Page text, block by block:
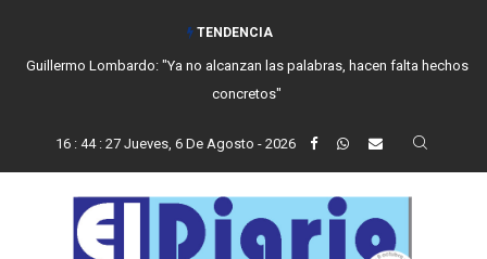
TENDENCIA
Guillermo Lombardo: "Ya no alcanzan las palabras, hacen falta hechos
concretos"
16: 44: 28 Jueves, 6 De Agosto - 2026